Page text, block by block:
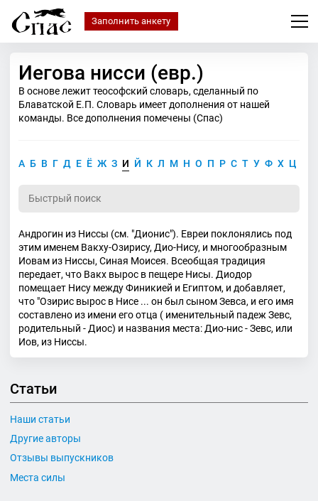
Заполнить анкету
Иегова нисси (евр.)
В основе лежит теософский словарь, сделанный по
Блаватской Е.П. Словарь имеет дополнения от нашей
команды. Все дополнения помечены (Спас)
А Б В Г Д Е Ё Ж З И Й К Л М Н О П Р С Т У Ф Х Ц
Андрогин из Ниссы (см. "Дионис"). Евреи поклонялись под
этим именем Вакху-Озирису, Дио-Нису, и многообразным
Иовам из Ниссы, Синая Моисея. Всеобщая традиция
передает, что Вакх вырос в пещере Нисы. Диодор
помещает Нису между Финикией и Египтом, и добавляет,
что "Озирис вырос в Нисе ... он был сыном Зевса, и его имя
составлено из имени его отца ( именительный падеж Зевс,
родительный - Диос) и названия места: Дио-нис - Зевс, или
Иов, из Ниссы.
Статьи
Наши статьи
Другие авторы
Отзывы выпускников
Места силы